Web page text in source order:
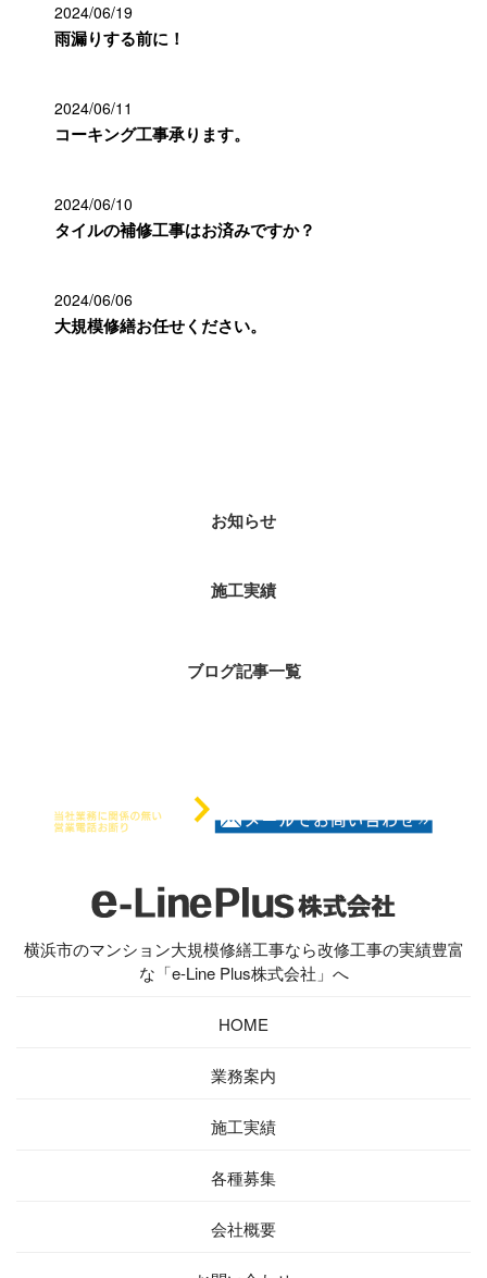
2024/06/19
雨漏りする前に！
2024/06/11
コーキング工事承ります。
2024/06/10
タイルの補修工事はお済みですか？
2024/06/06
大規模修繕お任せください。
お知らせ
施工実績
ブログ記事一覧
横浜市のマンション大規模修繕工事なら改修工事の実績豊富
な「e-Line Plus株式会社」へ
HOME
業務案内
施工実績
各種募集
会社概要